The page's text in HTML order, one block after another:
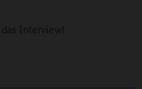
Interview!